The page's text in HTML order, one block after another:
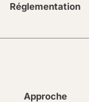
Réglementation
Approche